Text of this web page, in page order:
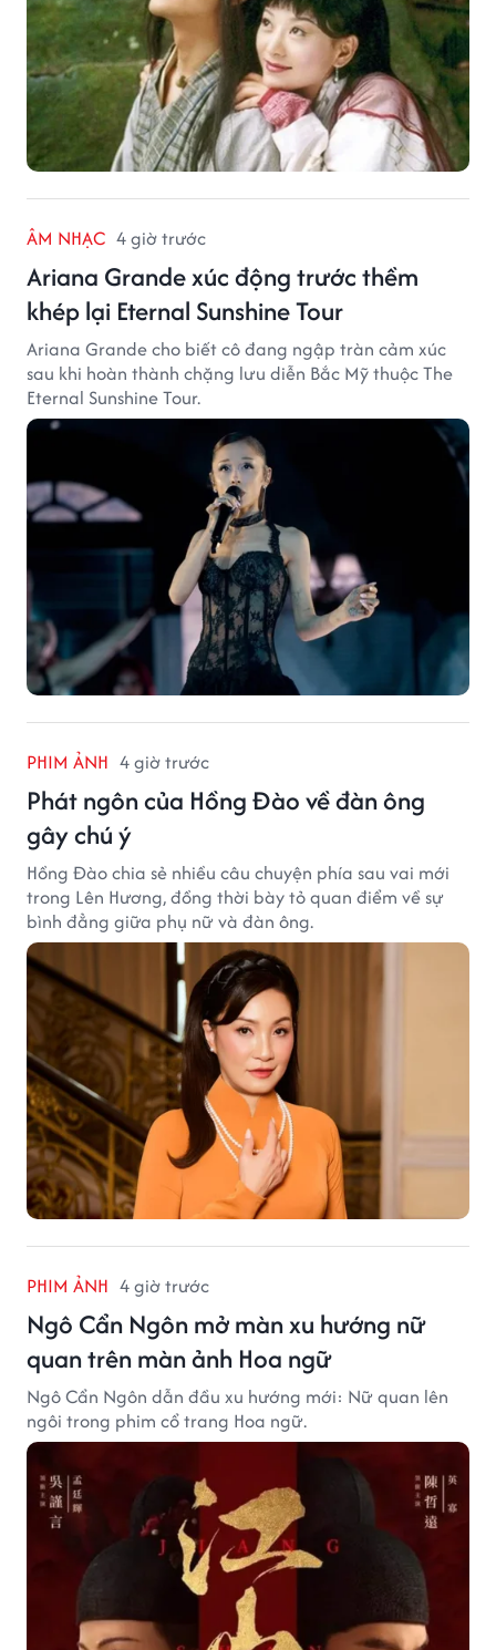
ÂM NHẠC 4 giờ trước
Ariana Grande xúc động trước thềm
khép lại Eternal Sunshine Tour
Ariana Grande cho biết cô đang ngập tràn cảm xúc
sau khi hoàn thành chặng lưu diễn Bắc Mỹ thuộc The
Eternal Sunshine Tour.
PHIM ẢNH 4 giờ trước
Phát ngôn của Hồng Đào về đàn ông
gây chú ý
Hồng Đào chia sẻ nhiều câu chuyện phía sau vai mới
trong Lên Hương, đồng thời bày tỏ quan điểm về sự
bình đẳng giữa phụ nữ và đàn ông.
PHIM ẢNH 4 giờ trước
Ngô Cẩn Ngôn mở màn xu hướng nữ
quan trên màn ảnh Hoa ngữ
Ngô Cẩn Ngôn dẫn đầu xu hướng mới: Nữ quan lên
ngôi trong phim cổ trang Hoa ngữ.